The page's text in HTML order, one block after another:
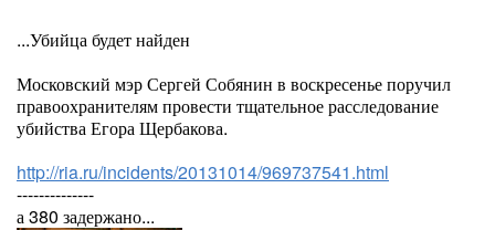
...Убийца будет найден
Московский мэр Сергей Собянин в воскресенье поручил
правоохранителям провести тщательное расследование
убийства Егора Щербакова.
http://ria.ru/incidents/20131014/969737541.html
--------------
а 380 задержано...